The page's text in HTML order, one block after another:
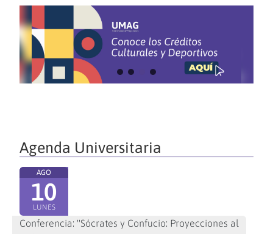
Agenda Universitaria
AGO
10
LUNES
Conferencia: "Sócrates y Confucio: Proyecciones al